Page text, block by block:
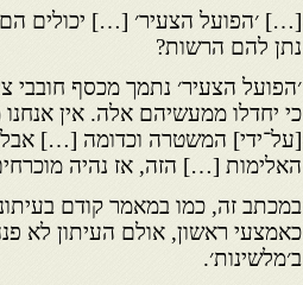
[…] ׳הפועל הצעיר׳ […] יכולים
נתן להם הרשות?
׳הפועל הצעיר׳ נתמך מכסף חובבי
כי יחדלו ממעשיהם אלה. אין
[על־ידי] המשטרה וכדומה […]
האלימות […] הזה, אז נהיה
במכתב זה, כמו במאמר קודם
כאמצעי ראשון, אולם העיתון לא
ב׳מלשינות׳.